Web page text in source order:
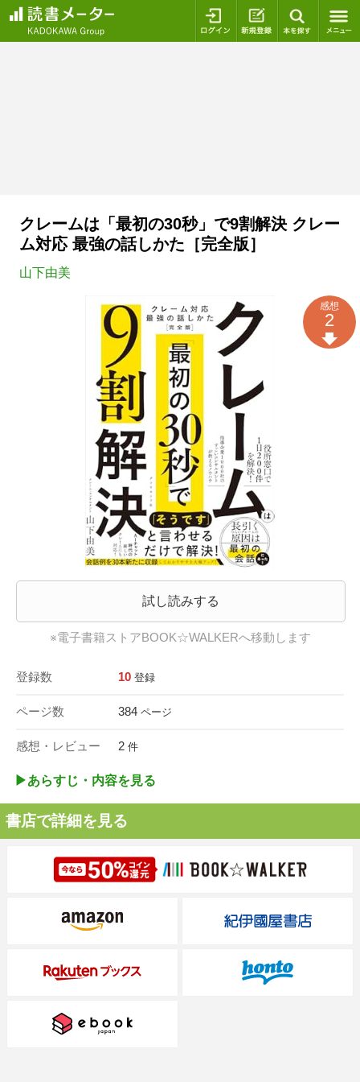
ログイン 新規登録
クレームは「最初の30秒」で9割解決 クレー
ム対応 最強の話しかた［完全版］
山下由美
試し読みする
※電子書籍ストアBOOK☆WALKERへ移動します
登録数 10 登録
ページ数 384 ページ
感想・レビュー 2 件
感想
2
▶︎あらすじ・内容を見る
書店で詳細を見る